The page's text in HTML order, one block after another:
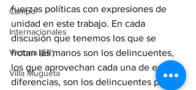
Campo
Internacionales
Victoria (ER)
Villa Mugueta
fuerzas políticas con expresiones de
unidad en este trabajo. En cada
discusión que tenemos los que se
frotan las manos son los delincuentes,
los que aprovechan cada una de esas
diferencias, son los delincuentes para